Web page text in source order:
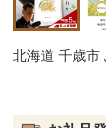
北海道 千歳市